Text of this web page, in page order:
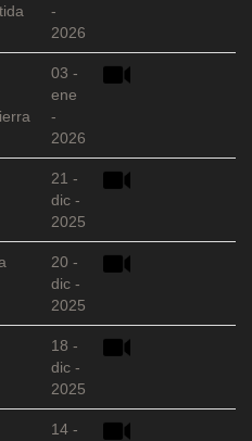
-
2026
03 -
ene
-
2026
21 -
dic -
2025
20 -
dic -
2025
18 -
dic -
2025
14 -